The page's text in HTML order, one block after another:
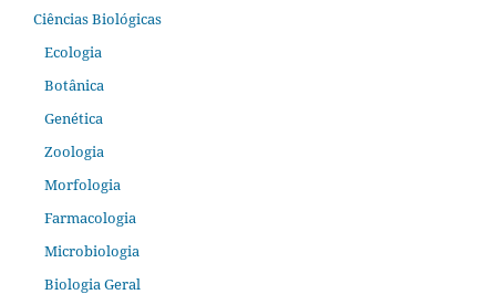
Ciências Biológicas
Ecologia
Botânica
Genética
Zoologia
Morfologia
Farmacologia
Microbiologia
Biologia Geral